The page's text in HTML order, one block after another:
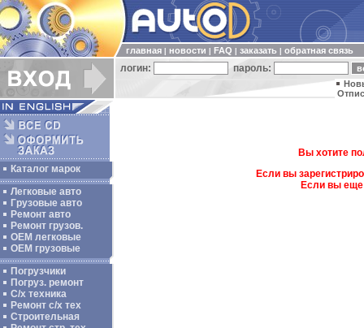
главная новости FAQ заказать обратная связь
логин: пароль:
Каталог марок
Легковые авто
Грузовые авто
Ремонт авто
Ремонт грузов.
ОЕМ легковые
OEM грузовые
Погрузчики
Погруз. ремонт
С/х техника
Ремонт с/х тех
Строительная
Вы хотите
Если вы
Если вы еще